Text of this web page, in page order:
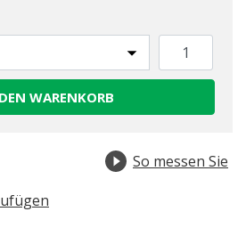
WARENKORB
So messen Sie